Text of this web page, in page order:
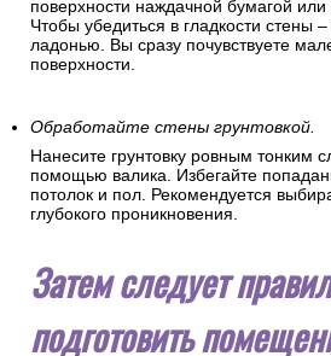
Сделайте стены гладкими.
Все мелкие изъяны стен
поверхность. После шпатлевания
поверхности наждачной бумагой или
Чтобы убедиться в гладкости стены –
ладонью. Вы сразу почувствуете
поверхности.
Нанесите грунтовку ровным тонким
помощью валика. Избегайте
потолок и пол. Рекомендуется
глубокого проникновения.